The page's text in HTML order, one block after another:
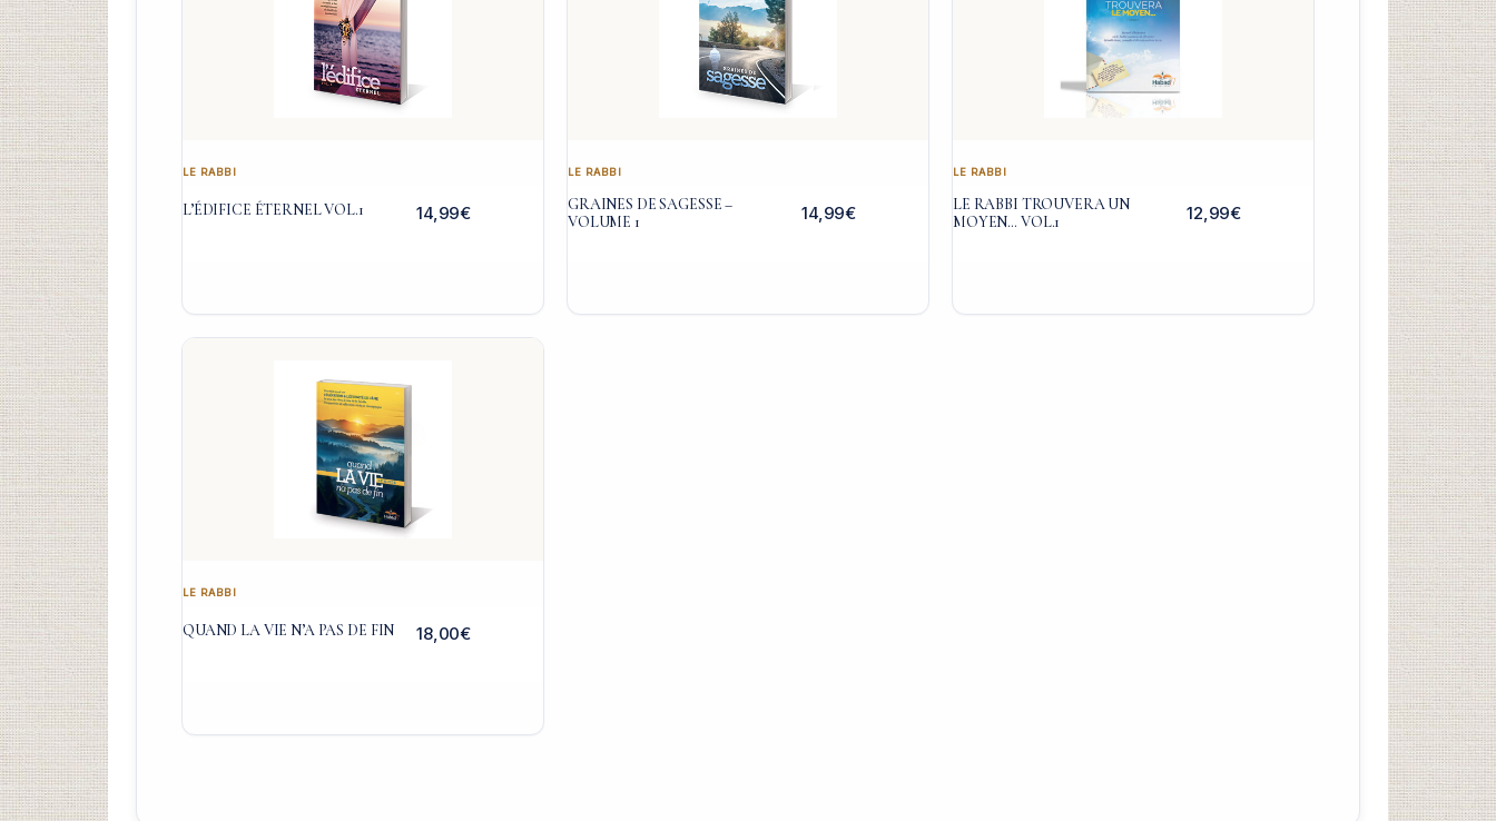
LE RABBI
L’ÉDIFICE ÉTERNEL VOL.1 14,99€
LE RABBI
GRAINES DE SAGESSE –
VOLUME 1
14,99€
LE RABBI
LE RABBI TROUVERA UN
MOYEN… VOL.1
12,99€
LE RABBI
QUAND LA VIE N’A PAS DE FIN 18,00€